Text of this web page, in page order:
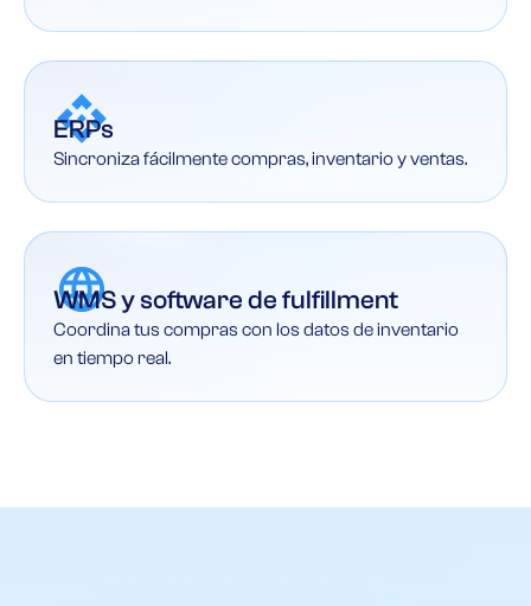
ERPs
Sincroniza fácilmente compras, inventario y ventas.
WMS y software de fulfillment
Coordina tus compras con los datos de inventario
en tiempo real.